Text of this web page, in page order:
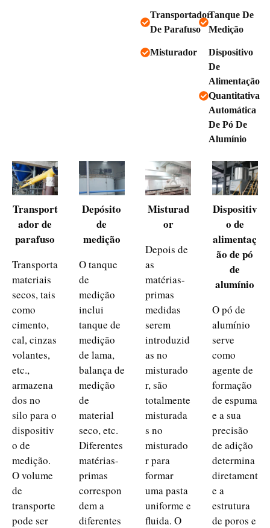
Transportador
De Parafuso
Misturador
Tanque De
Medição
Dispositivo
De
Alimentação
Quantitativa
Automática
De Pó De
Alumínio
Transport
ador de
parafuso
Transporta
materiais
secos, tais
como
cimento,
cal, cinzas
volantes,
etc.,
armazena
dos no
silo para o
dispositiv
o de
medição.
O volume
de
transporte
pode ser
Depósito
de
medição
O tanque
de
medição
inclui
tanque de
medição
de lama,
balança de
medição
de
material
seco, etc.
Diferentes
matérias-
primas
correspon
dem a
diferentes
Misturad
or
Depois de
as
matérias-
primas
medidas
serem
introduzid
as no
misturado
r, são
totalmente
misturada
s no
misturado
r para
formar
uma pasta
uniforme e
fluida. O
Dispositiv
o de
alimentaç
ão de pó
de
alumínio
O pó de
alumínio
serve
como
agente de
formação
de espuma
e a sua
precisão
de adição
determina
diretament
e a
estrutura
de poros e